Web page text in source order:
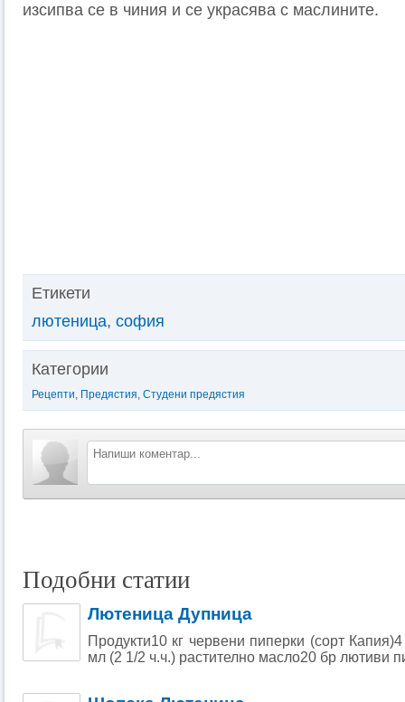
изсипва се в чиния и се украсява с маслините.
Етикети
лютеница, софия
Категории
Рецепти, Предястия, Студени предястия
Подобни статии
Лютеница Дупница
Продукти10 кг червени пиперки (сорт
мл (2 1/2 ч.ч.) растително масло20 бр лютиви